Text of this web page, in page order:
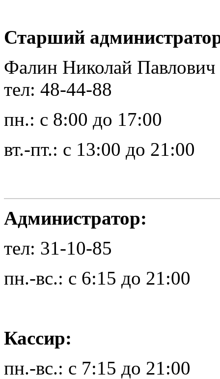
Старший
Фалин Николай Павлович
тел: 48-44-88
пн.: с 8:00 до 17:00
вт.-пт.: с 13:00 до 21:00
Администратор:
тел: 31-10-85
пн.-вс.: с 6:15 до 21:00
Кассир:
пн.-вс.: с 7:15 до 21:00